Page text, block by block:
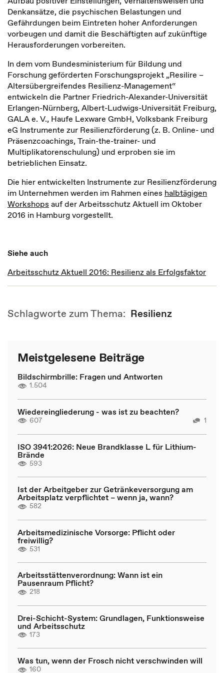
Denkansätze, die psychischen Belastungen und
Gefährdungen beim Eintreten hoher Anforderungen
vorbeugen und damit die Beschäftigten auf zukünftige
Herausforderungen vorbereiten.
In dem vom Bundesministerium für Bildung und
Forschung geförderten Forschungsprojekt „Resilire –
Altersübergreifendes Resilienz-Management“
entwickeln die Partner Friedrich-Alexander-Universität
Erlangen-Nürnberg, Albert-Ludwigs-Universität Freiburg,
GALA e. V., Haufe Lexware GmbH, Volksbank Freiburg
eG Instrumente zur Resilienzförderung (z. B. Online- und
Präsenzcoachings, Train-the-trainer- und
Multiplikatorenschulung) und erproben sie im
betrieblichen Einsatz.
Die hier entwickelten Instrumente zur Resilienzförderung
im Unternehmen werden im Rahmen eines halbtägigen
Workshops auf der Arbeitsschutz Aktuell im Oktober
2016 in Hamburg vorgestellt.
Siehe auch
Arbeitsschutz Aktuell 2016: Resilienz als Erfolgsfaktor
Schlagworte zum Thema: Resilienz
Meistgelesene Beiträge
Bildschirmbrille: Fragen und Antworten
1.504
Wiedereingliederung - was ist zu beachten?
607 1
ISO 3941:2026: Neue Brandklasse L für Lithium-
Brände
593
Ist der Arbeitgeber zur Getränkeversorgung am
Arbeitsplatz verpflichtet – wenn ja, wann?
582
Arbeitsmedizinische Vorsorge: Pflicht oder
freiwillig?
531
Arbeitsstättenverordnung: Wann ist ein
Pausenraum Pflicht?
218
Drei-Schicht-System: Grundlagen, Funktionsweise
und Arbeitsschutz
173
Was tun, wenn der Frosch nicht verschwinden will
160